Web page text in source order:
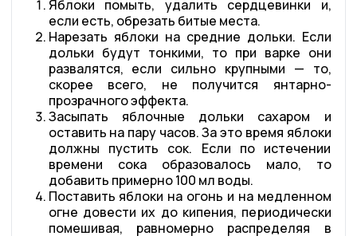
Яблоки помыть, удалить сердцевинки и,
если есть, обрезать битые места.
Нарезать яблоки на средние дольки. Если
дольки будут тонкими, то при варке они
развалятся, если сильно крупными — то,
скорее всего, не получится янтарно-
прозрачного эффекта.
Засыпать яблочные дольки сахаром и
оставить на пару часов. За это время яблоки
должны пустить сок. Если по истечении
времени сока образовалось мало, то
добавить примерно 100 мл воды.
Поставить яблоки на огонь и на медленном
огне довести их до кипения, периодически
помешивая, равномерно распределяя в